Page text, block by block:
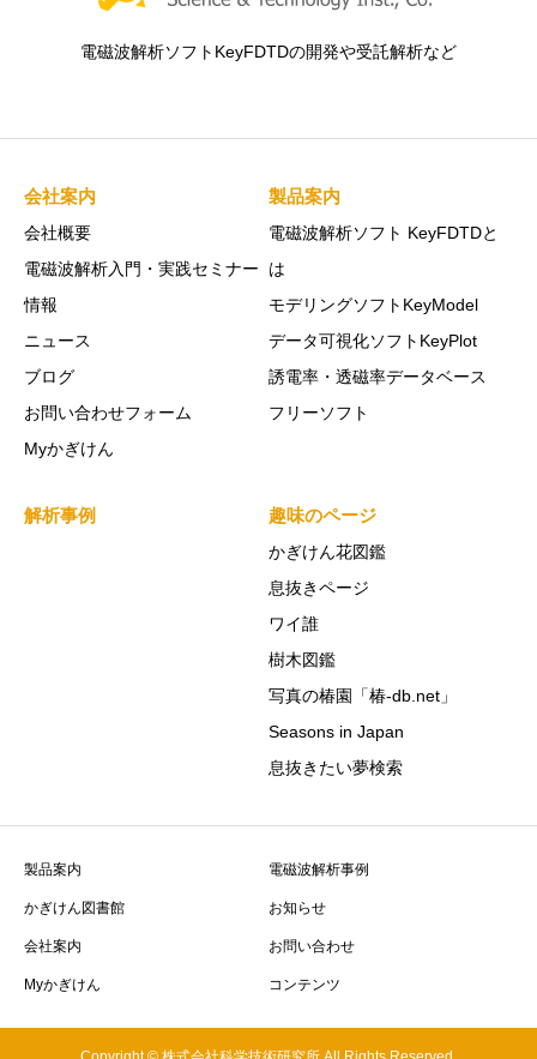
電磁波解析ソフトKeyFDTDの開発や受託解析など
会社案内
会社概要
電磁波解析入門・実践セミナー
情報
ニュース
ブログ
お問い合わせフォーム
Myかぎけん
製品案内
電磁波解析ソフト KeyFDTDと
は
モデリングソフトKeyModel
データ可視化ソフトKeyPlot
誘電率・透磁率データベース
フリーソフト
解析事例 趣味のページ
かぎけん花図鑑
息抜きページ
ワイ誰
樹木図鑑
写真の椿園「椿-db.net」
Seasons in Japan
息抜きたい夢検索
製品案内 電磁波解析事例
かぎけん図書館 お知らせ
会社案内 お問い合わせ
Myかぎけん コンテンツ